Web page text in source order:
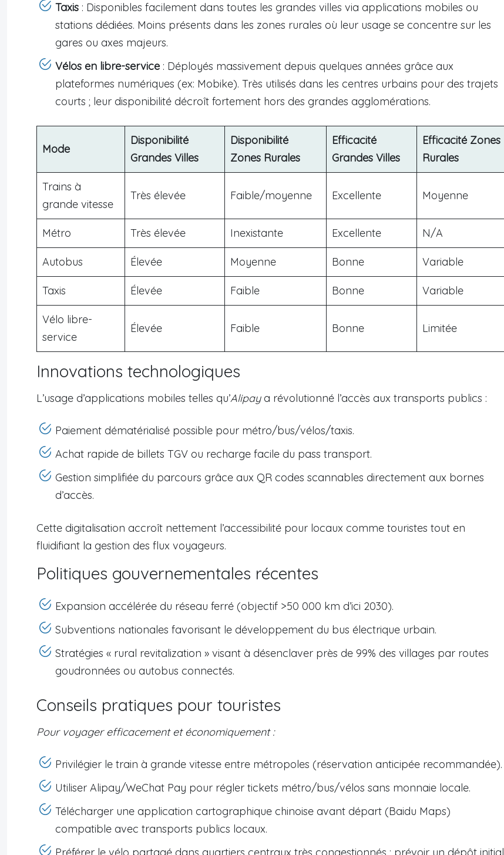
Taxis : Disponibles facilement dans toutes les grandes villes via applications mobiles ou
stations dédiées. Moins présents dans les zones rurales où leur usage se concentre sur les
gares ou axes majeurs.
Vélos en libre-service : Déployés massivement depuis quelques années grâce aux
plateformes numériques (ex: Mobike). Très utilisés dans les centres urbains pour des trajets
courts ; leur disponibilité décroît fortement hors des grandes agglomérations.
Mode
Disponibilité
Grandes Villes
Disponibilité
Zones Rurales
Efficacité
Grandes Villes
Efficacité Zones
Rurales
Trains à
grande vitesse
Très élevée Faible/moyenne Excellente Moyenne
Métro Très élevée Inexistante Excellente N/A
Autobus Élevée Moyenne Bonne Variable
Taxis Élevée Faible Bonne Variable
Vélo libre-
service
Élevée Faible Bonne Limitée
Innovations technologiques
L’usage d’applications mobiles telles qu’Alipaya révolutionné l’accès aux transports publics :
Paiement dématérialisé possible pour métro/bus/vélos/taxis.
Achat rapide de billets TGV ou recharge facile du pass transport.
Gestion simplifiée du parcours grâce aux QR codes scannables directement aux bornes
d’accès.
Cette digitalisation accroît nettement l’accessibilité pour locaux comme touristes tout en
fluidifiant la gestion des flux voyageurs.
Politiques gouvernementales récentes
Expansion accélérée du réseau ferré (objectif >50 000 km d’ici 2030).
Subventions nationales favorisant le développement du bus électrique urbain.
Stratégies « rural revitalization » visant à désenclaver près de 99% des villages par routes
goudronnées ou autobus connectés.
Conseils pratiques pour touristes
Pour voyager efficacement et économiquement :
Privilégier le train à grande vitesse entre métropoles (réservation anticipée recommandée).
Utiliser Alipay/WeChat Pay pour régler tickets métro/bus/vélos sans monnaie locale.
Télécharger une application cartographique chinoise avant départ (Baidu Maps)
compatible avec transports publics locaux.